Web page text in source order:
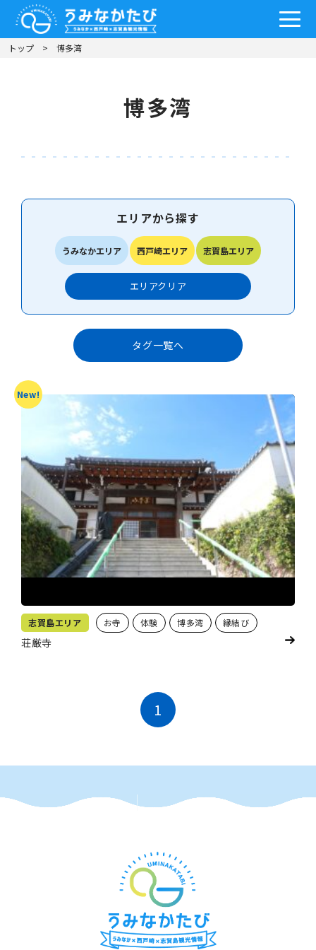
トップ 博多湾
博多湾
エリアから探す
うみなかエリア 西戸崎エリア 志賀島エリア
エリアクリア
タグ一覧へ
志賀島エリア お寺 体験 博多湾 縁結び
荘厳寺
New!
1